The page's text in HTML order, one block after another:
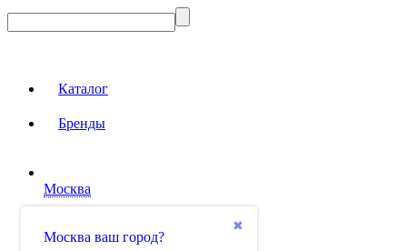
Каталог
Бренды
Москва
✖
Москва ваш город?